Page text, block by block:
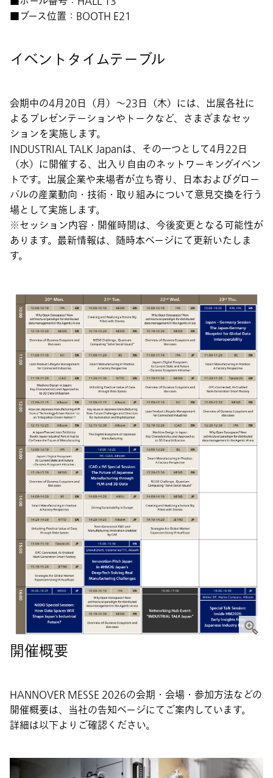
■ブース位置：BOOTH E21
イベントタイムテーブル
会期中の4月20日（月）〜23日（木）には、出展各社に
よるプレゼンテーションやトークなど、さまざまなセッ
ションを実施します。
INDUSTRIAL TALK Japanは、その一つとして4月22日
（水）に開催する、出入り自由のネットワーキングイベン
トです。出展企業や来場者が立ち寄り、日本およびグロー
バルの産業動向・技術・取り組みについて意見交換を行う
場として実施します。
※セッション内容・開催時間は、今後変更となる可能性が
あります。最新情報は、随時本ページにて更新いたしま
す。
開催概要
HANNOVER MESSE 2026の会期・会場・参加方法などの
開催概要は、当社の告知ページにてご案内しています。
詳細は以下よりご確認ください。